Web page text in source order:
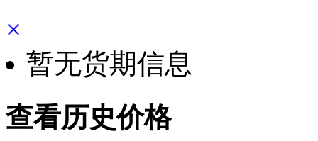
×
暂无货期信息
查看历史价格